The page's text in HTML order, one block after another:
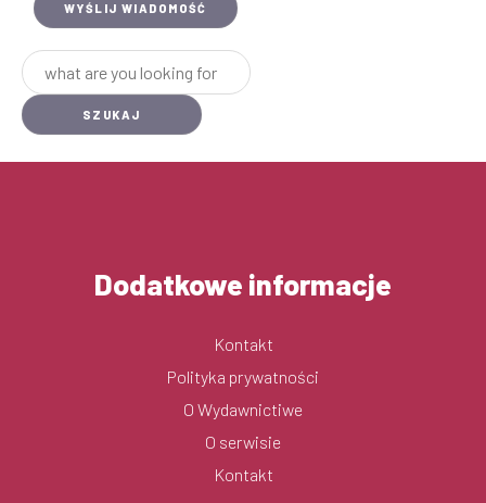
Dodatkowe informacje
Kontakt
Polityka prywatności
O Wydawnictiwe
O serwisie
Kontakt